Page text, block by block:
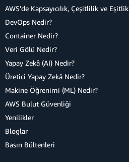
AWS'de Kapsayıcılık, Çeşitlilik ve Eşitlik
DevOps Nedir?
Container Nedir?
Veri Gölü Nedir?
Yapay Zekâ (AI) Nedir?
Üretici Yapay Zekâ Nedir?
Makine Öğrenimi (ML) Nedir?
AWS Bulut Güvenliği
Yenilikler
Bloglar
Basın Bültenleri